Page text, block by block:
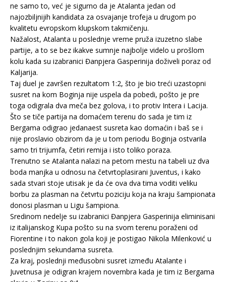
ne samo to, već je sigurno da je Atalanta jedan od
najozbiljnijih kandidata za osvajanje trofeja u drugom po
kvalitetu evropskom klupskom takmičenju.
Nažalost, Atalanta u poslednje vreme pruža izuzetno slabe
partije, a to se bez ikakve sumnje najbolje videlo u prošlom
kolu kada su izabranici Đanpjera Gasperinija doživeli poraz od
Kaljarija.
Taj duel je završen rezultatom 1:2, što je bio treći uzastopni
susret na kom Boginja nije uspela da pobedi, pošto je pre
toga odigrala dva meča bez golova, i to protiv Intera i Lacija.
Što se tiče partija na domaćem terenu do sada je tim iz
Bergama odigrao jedanaest susreta kao domaćin i baš se i
nije proslavio obzirom da je u tom periodu Boginja ostvarila
samo tri trijumfa, četiri remija i isto toliko poraza.
Trenutno se Atalanta nalazi na petom mestu na tabeli uz dva
boda manjka u odnosu na četvrtoplasirani Juventus, i kako
sada stvari stoje utisak je da će ova dva tima voditi veliku
borbu za plasman na četvrtu poziciju koja na kraju šampionata
donosi plasman u Ligu šampiona.
Sredinom nedelje su izabranici Đanpjera Gasperinija eliminisani
iz italijanskog Kupa pošto su na svom terenu poraženi od
Fiorentine i to nakon gola koji je postigao Nikola Milenković u
poslednjim sekundama susreta.
Za kraj, poslednji međusobni susret između Atalante i
Juvetnusa je odigran krajem novembra kada je tim iz Bergama